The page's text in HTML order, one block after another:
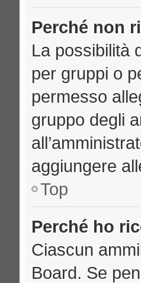
Perché non
La possibilità
per gruppi o
permesso
gruppo degli
aggiungere
Top
Perché ho
Ciascun
Board. Se